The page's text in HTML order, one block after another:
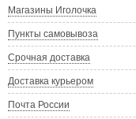
Магазины Иголочка
Пункты самовывоза
Срочная доставка
Доставка курьером
Почта России